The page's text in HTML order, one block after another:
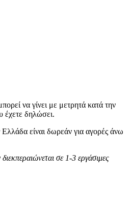
να γίνει με μετρητά κατά την
έχετε δηλώσει.
είναι δωρεάν για αγορές άνω
σε 1-3 εργάσιμες